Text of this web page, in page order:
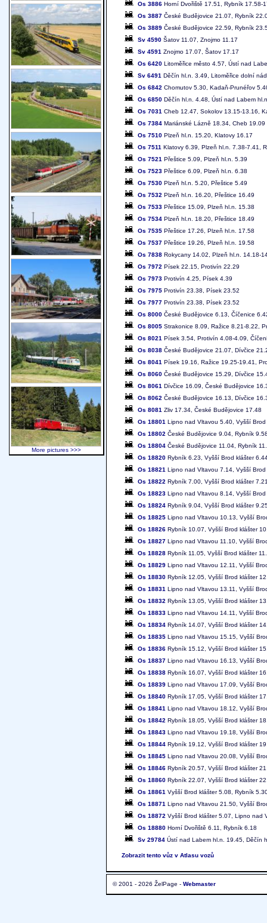
Os 3886 Horní Dvořiště 17.51, Rybník 17.58-
Os 3887 České Budějovice 21.07, Rybník
Os 3889 České Budějovice 22.59, Rybník
Sv 4590 Šatov 11.07, Znojmo 11.17
Sv 4591 Znojmo 17.07, Šatov 17.17
Os 6420 Litoměřice město 4.57, Ústí nad
Sv 6491 Děčín hl.n. 3.49, Litoměřice dolní
Os 6842 Chomutov 5.30, Kadaň-Prunéřov
Os 6850 Děčín hl.n. 4.48, Ústí nad Labem
Os 7031 Cheb 12.47, Sokolov 13.15-13.16,
Os 7384 Mariánské Lázně 18.34, Cheb 19.09
Os 7510 Plzeň hl.n. 15.20, Klatovy 16.17
Os 7511 Klatovy 6.39, Plzeň hl.n. 7.38-7.41,
Os 7521 Přeštice 5.09, Plzeň hl.n. 5.39
Os 7523 Přeštice 6.09, Plzeň hl.n. 6.38
Os 7530 Plzeň hl.n. 5.20, Přeštice 5.49
Os 7532 Plzeň hl.n. 16.20, Přeštice 16.49
Os 7533 Přeštice 15.09, Plzeň hl.n. 15.38
Os 7534 Plzeň hl.n. 18.20, Přeštice 18.49
Os 7535 Přeštice 17.26, Plzeň hl.n. 17.58
Os 7537 Přeštice 19.26, Plzeň hl.n. 19.58
Os 7838 Rokycany 14.02, Plzeň hl.n. 14.18-
Os 7972 Písek 22.15, Protivín 22.29
Os 7973 Protivín 4.25, Písek 4.39
Os 7975 Protivín 23.38, Písek 23.52
Os 7977 Protivín 23.38, Písek 23.52
Os 8000 České Budějovice 6.13, Číčenice
Os 8005 Strakonice 8.09, Ražice 8.21-8.22,
Os 8021 Písek 3.54, Protivín 4.08-4.09,
Os 8038 České Budějovice 21.07, Dívčice
Os 8041 Písek 19.16, Ražice 19.25-19.41,
Os 8060 České Budějovice 15.29, Dívčice
Os 8061 Dívčice 16.09, České Budějovice
Os 8062 České Budějovice 16.13, Dívčice
Os 8081 Zliv 17.34, České Budějovice 17.48
Os 18801 Lipno nad Vltavou 5.40, Vyšší
Os 18802 České Budějovice 9.04, Rybník
Os 18804 České Budějovice 11.04, Rybník
Os 18820 Rybník 6.23, Vyšší Brod klášter
Os 18821 Lipno nad Vltavou 7.14, Vyšší
Os 18822 Rybník 7.00, Vyšší Brod klášter
Os 18823 Lipno nad Vltavou 8.14, Vyšší
Os 18824 Rybník 9.04, Vyšší Brod klášter
Os 18825 Lipno nad Vltavou 10.13, Vyšší
Os 18826 Rybník 10.07, Vyšší Brod klášter
Os 18827 Lipno nad Vltavou 11.10, Vyšší
Os 18828 Rybník 11.05, Vyšší Brod klášter
Os 18829 Lipno nad Vltavou 12.11, Vyšší
Os 18830 Rybník 12.05, Vyšší Brod klášter
Os 18831 Lipno nad Vltavou 13.11, Vyšší
Os 18832 Rybník 13.05, Vyšší Brod klášter
Os 18833 Lipno nad Vltavou 14.11, Vyšší
Os 18834 Rybník 14.07, Vyšší Brod klášter
Os 18835 Lipno nad Vltavou 15.15, Vyšší
Os 18836 Rybník 15.12, Vyšší Brod klášter
Os 18837 Lipno nad Vltavou 16.13, Vyšší
Os 18838 Rybník 16.07, Vyšší Brod klášter
Os 18839 Lipno nad Vltavou 17.09, Vyšší
Os 18840 Rybník 17.05, Vyšší Brod klášter
Os 18841 Lipno nad Vltavou 18.12, Vyšší
Os 18842 Rybník 18.05, Vyšší Brod klášter
Os 18843 Lipno nad Vltavou 19.18, Vyšší
Os 18844 Rybník 19.12, Vyšší Brod klášter
Os 18845 Lipno nad Vltavou 20.08, Vyšší
Os 18846 Rybník 20.57, Vyšší Brod klášter
Os 18860 Rybník 22.07, Vyšší Brod klášter
Os 18861 Vyšší Brod klášter 5.08, Rybník
Os 18871 Lipno nad Vltavou 21.50, Vyšší
Os 18872 Vyšší Brod klášter 5.07, Lipno nad
Os 18880 Horní Dvořiště 6.11, Rybník 6.18
Sv 29784 Ústí nad Labem hl.n. 19.45, Děčín
Zobrazit tento vůz v Atlasu vozů
© 2001 - 2026 ŽelPage - Webmaster
More pictures >>>